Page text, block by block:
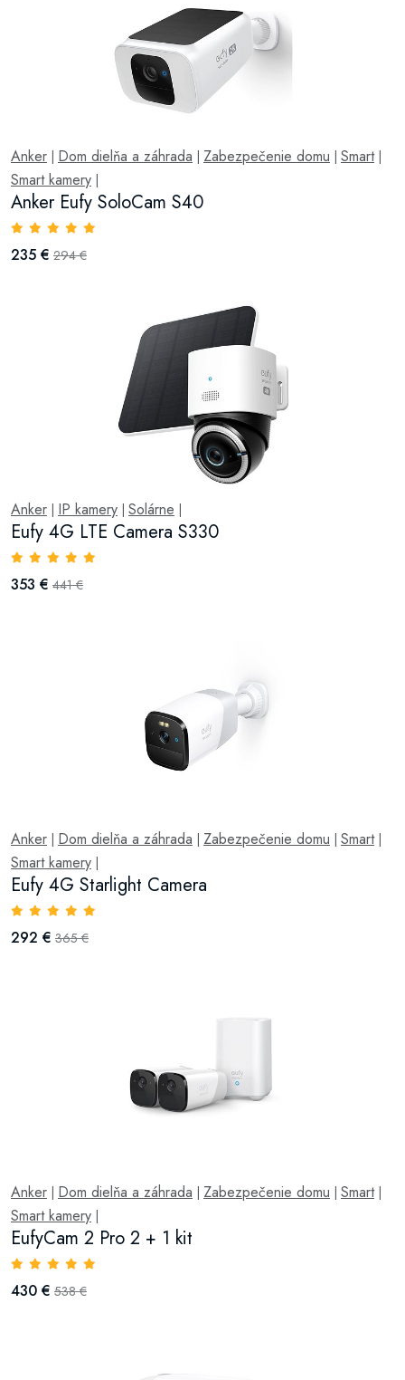
Anker Dom dielňa a záhrada Zabezpečenie domu Smart|
Smart kamery
Anker Eufy SoloCam S40
235 € 294 €
Anker IP kamery Solárne
Eufy 4G LTE Camera S330
353 € 441 €
Anker Dom dielňa a záhrada Zabezpečenie domu Smart|
Smart kamery
Eufy 4G Starlight Camera
292 € 365 €
Anker Dom dielňa a záhrada Zabezpečenie domu Smart|
Smart kamery
EufyCam 2 Pro 2 + 1 kit
430 € 538 €